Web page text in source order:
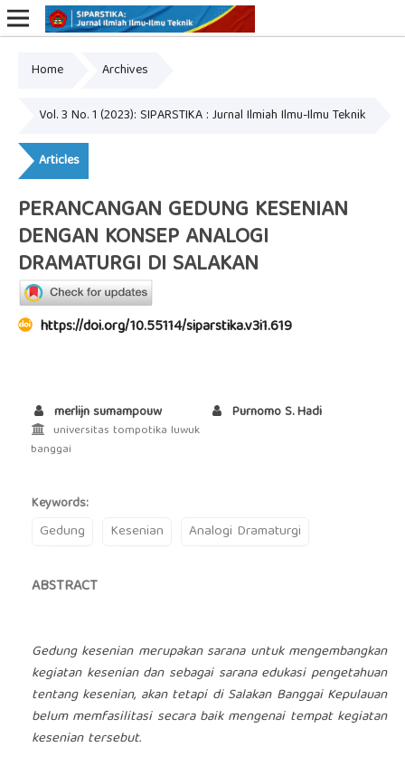
Home Archives
Vol. 3 No. 1 (2023): SIPARSTIKA : Jurnal Ilmiah Ilmu-Ilmu Teknik
Articles
PERANCANGAN GEDUNG KESENIAN
DENGAN KONSEP ANALOGI
DRAMATURGI DI SALAKAN
https://doi.org/10.55114/siparstika.v3i1.619
merlijn sumampouw
universitas tompotika luwuk
banggai
Purnomo S. Hadi
Keywords:
Gedung Kesenian Analogi Dramaturgi
ABSTRACT
Gedung kesenian merupakan sarana untuk mengembangkan
kegiatan kesenian dan sebagai sarana edukasi pengetahuan
tentang kesenian, akan tetapi di Salakan Banggai Kepulauan
belum memfasilitasi secara baik mengenai tempat kegiatan
kesenian tersebut.